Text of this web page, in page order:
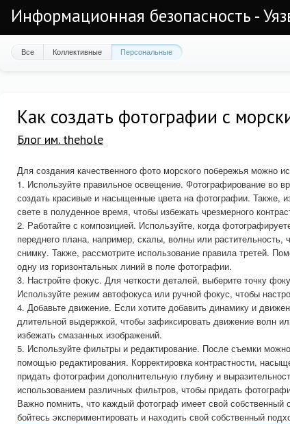
Информационная безопасность -
Все Коллективные Персональные
Как создать фотографии с
Блог им. thehole
Для создания качественного фото морского побережья можно
1. Используйте правильное освещение. Фотографирование во
создать красивые и насыщенные цвета на фотографии. Также,
свете в полуденное время, чтобы избежать чрезмерного
2. Работайте с композицией. Используйте, когда
переднего плана, например, скалы, волны или растительность,
снимку. Также, рассмотрите использование правила третей.
одну из горизонтальных линий в поле фотографии.
3. Настройте фокус. Для четкости деталей, выберите точку
Используйте режим автофокуса или ручной фокус, чтобы
4. Добавьте движение. Если хотите добавить динамику и
длительной выдержкой, чтобы зафиксировать движение волн
избежать смазанных изображений.
5. Используйте фильтры и редактирование. После съемки
помощью редактирования. Корректировка контрастности,
придать фотографии дополнительную глубину и
использованием различных фильтров, чтобы придать
Важно помнить, что каждый фотограф имеет свой собственный
бойтесь экспериментировать и находить свой собственный